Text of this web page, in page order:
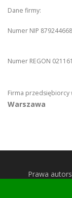
Dane firmy:
Numer NIP
Numer REGON
Firma przedsiębiorcy
Warszawa
Prawa